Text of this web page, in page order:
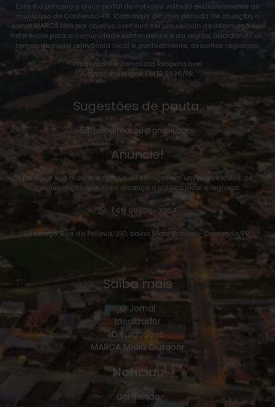
Este é o primeiro e único portal de notícias voltado exclusivamente ao
município de Contenda-PR. Com mais de uma década de atuação, o
Jornal MARCA tem por objetivo contínuo ser um veículo de informação de
referência para a comunidade contendense e da região, abordando os
temas de maior relevância local e, pontualmente, assuntos regionais.
Idealizador e Jornalista Responsável:
Alexsandro Wojcik | MTB 9936/PR.
Sugestões de pauta:
jornalmarca@gmail.com
Anuncie!
Divulgue sua marca, empresa ou serviços em um dos veículos de
comunicação que mais alcança o público local e regional:
(41) 99806-3254
Endereço: Rua da Polônia, 310, bairro Mato Branco – Contenda/PR.
Saiba mais
O Jornal
Idealizador
Divulgações
MARCA Mídia Outdoor
Notícias
Contenda